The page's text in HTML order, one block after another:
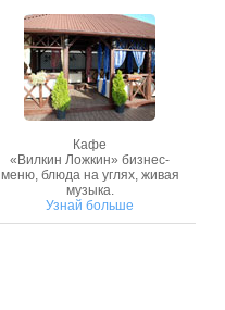
Кафе
«Вилкин Ложкин» бизнес-
меню, блюда на углях, живая
музыка.
Узнай больше